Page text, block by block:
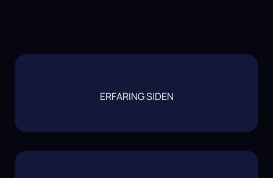
ERFARING SIDEN